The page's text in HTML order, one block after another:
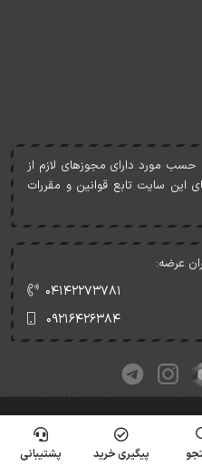
حسب مورد دارای مجوزهای لازم از
اين سايت تابع قوانين و مقررات
عرضه:
۰۴۱۴۲۲۷۳۷۸۱
۰۹۲۱۶۴۲۶۳۸۴
پیگیری خرید پشتیبانی